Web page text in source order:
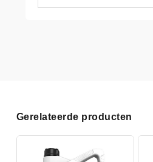
Gerelateerde producten